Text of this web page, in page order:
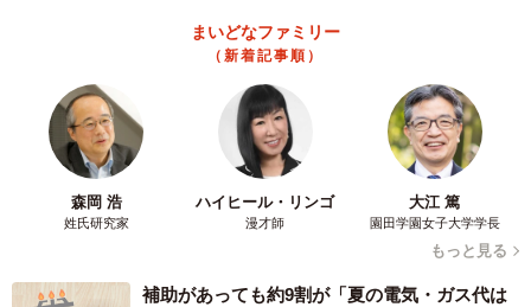
まいどなファミリー
（新着記事順）
森岡 浩
姓氏研究家
ハイヒール・リンゴ
漫才師
大江 篤
園田学園女子大学学長
もっと見る
補助があっても約9割が「夏の電気・ガス代は